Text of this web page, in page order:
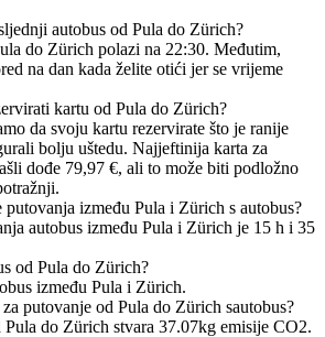
autobus od Pula do Zürich?
do Zürich polazi na 22:30. Međutim,
na dan kada želite otići jer se vrijeme
kartu od Pula do Zürich?
da svoju kartu rezervirate što je ranije
bolju uštedu. Najjeftinija karta za
dođe 79,97 €, ali to može biti podložno
između Pula i Zürich s autobus?
autobus između Pula i Zürich je 15 h i 35
od Pula do Zürich?
između Pula i Zürich.
putovanje od Pula do Zürich sautobus?
Pula do Zürich stvara 37.07kg emisije CO2.